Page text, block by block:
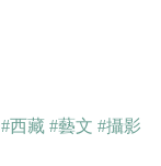
#西藏 #藝文 #攝影